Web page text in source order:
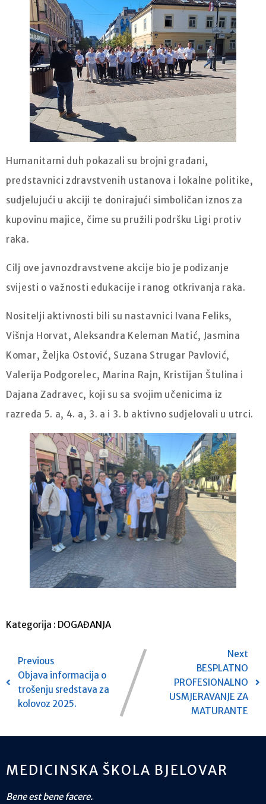
Humanitarni duh pokazali su brojni građani,
predstavnici zdravstvenih ustanova i lokalne politike,
sudjelujući u akciji te donirajući simboličan iznos za
kupovinu majice, čime su pružili podršku Ligi protiv
raka.
Cilj ove javnozdravstvene akcije bio je podizanje
svijesti o važnosti edukacije i ranog otkrivanja raka.
Nositelji aktivnosti bili su nastavnici Ivana Feliks,
Višnja Horvat, Aleksandra Keleman Matić, Jasmina
Komar, Željka Ostović, Suzana Strugar Pavlović,
Valerija Podgorelec, Marina Rajn, Kristijan Štulina i
Dajana Zadravec, koji su sa svojim učenicima iz
razreda 5. a, 4. a, 3. a i 3. b aktivno sudjelovali u utrci.
Kategorija : DOGAĐANJA
Previous
Objava informacija o
trošenju sredstava za
kolovoz 2025.
Next
BESPLATNO
PROFESIONALNO
USMJERAVANJE ZA
MATURANTE
MEDICINSKA ŠKOLA BJELOVAR
Bene est bene facere.